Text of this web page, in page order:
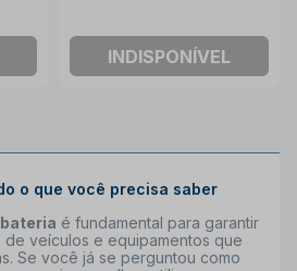
INDISPONÍVEL
o que você precisa saber
é fundamental para garantir
de veículos e equipamentos que
Se você já se perguntou como